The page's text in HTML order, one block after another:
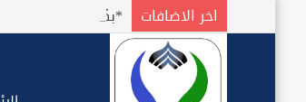
اخر الاضافات